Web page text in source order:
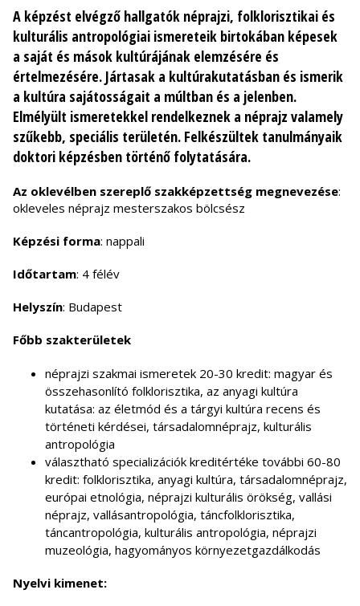
A képzést elvégző hallgatók néprajzi, folklorisztikai és
kulturális antropológiai ismereteik birtokában képesek
a saját és mások kultúrájának elemzésére és
értelmezésére. Jártasak a kultúrakutatásban és ismerik
a kultúra sajátosságait a múltban és a jelenben.
Elmélyült ismeretekkel rendelkeznek a néprajz valamely
szűkebb, speciális területén. Felkészültek tanulmányaik
doktori képzésben történő folytatására.
Az oklevélben szereplő szakképzettség megnevezése:
okleveles néprajz mesterszakos bölcsész
Képzési forma: nappali
Időtartam: 4 félév
Helyszín: Budapest
Főbb szakterületek
néprajzi szakmai ismeretek 20-30 kredit: magyar és
összehasonlító folklorisztika, az anyagi kultúra
kutatása: az életmód és a tárgyi kultúra recens és
történeti kérdései, társadalomnéprajz, kulturális
antropológia
választható specializációk kreditértéke további 60-80
kredit: folklorisztika, anyagi kultúra, társadalomnéprajz,
európai etnológia, néprajzi kulturális örökség, vallási
néprajz, vallásantropológia, táncfolklorisztika,
táncantropológia, kulturális antropológia, néprajzi
muzeológia, hagyományos környezetgazdálkodás
Nyelvi kimenet: